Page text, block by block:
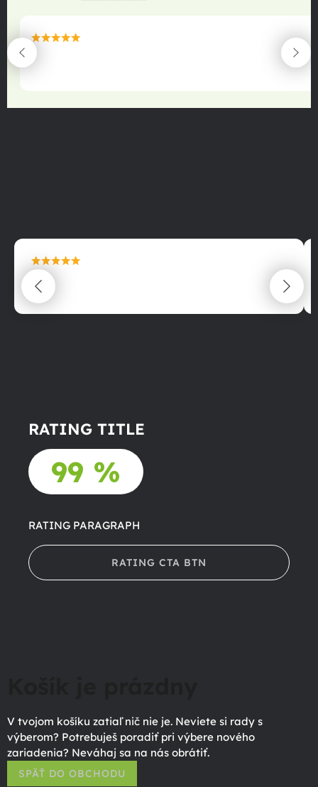
maximální spokojenost
22.06.2025
maximální spokojenost
22.06.2025
RATING TITLE
99 %
RATING PARAGRAPH
RATING CTA BTN
V tvojom košíku zatiaľ nič nie je. Neviete si rady s
výberom? Potrebuješ poradiť pri výbere nového
zariadenia? Neváhaj sa na nás obrátiť.
SPÄŤ DO OBCHODU